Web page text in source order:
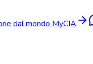
dal mondo MyCIA